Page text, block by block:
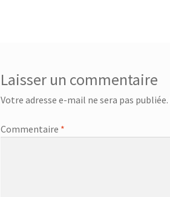
Laisser un commentaire
Votre adresse e-mail ne sera pas publiée.
Commentaire *